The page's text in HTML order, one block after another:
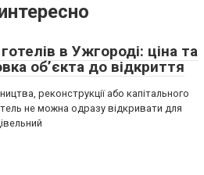
готелів в Ужгороді: ціна та
об’єкта до відкриття
реконструкції або капітального
не можна одразу відкривати для